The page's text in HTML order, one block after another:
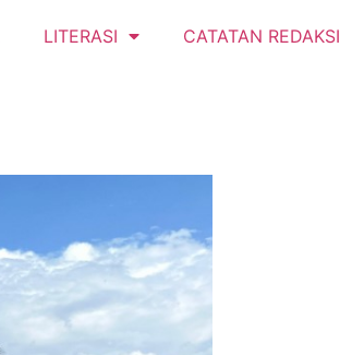
LITERASI CATATAN REDAKSI